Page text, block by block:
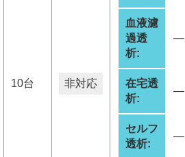
10台 非対応
血液濾
過透
析:
―
在宅透
析:
―
セルフ
透析:
―